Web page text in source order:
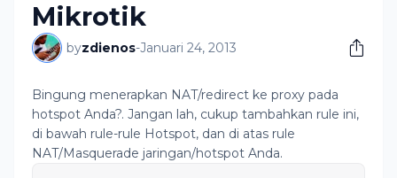
Mikrotik
byzdienos-Januari 24, 2013
Bingung menerapkan NAT/redirect ke proxy pada
hotspot Anda?. Jangan lah, cukup tambahkan rule ini,
di bawah rule-rule Hotspot, dan di atas rule
NAT/Masquerade jaringan/hotspot Anda.